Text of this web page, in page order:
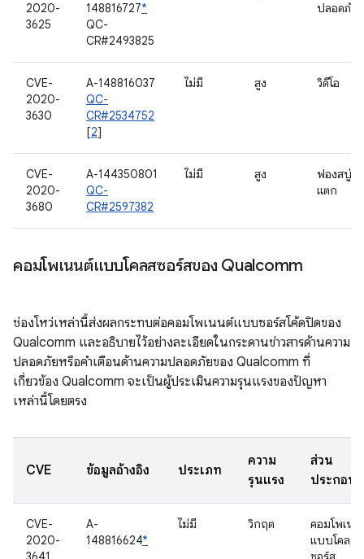
2020-
3625
148816727*
QC-
CR#2493825
ปลอดภัย
CVE-
2020-
3630
A-148816037
QC-
CR#2534752
[2]
ไม่มี สูง วิดีโอ
CVE-
2020-
3680
A-144350801
QC-
CR#2597382
ไม่มี สูง
ฟองสบู่
แตก
คอมโพเนนต์แบบโคลสซอร์สของ Qualcomm
ช่องโหว่เหล่านี้ส่งผลกระทบต่อคอมโพเนนต์แบบซอร์สโค้ดปิดของ
Qualcomm และอธิบายไว้อย่างละเอียดในกระดานข่าวสารด้านความ
ปลอดภัยหรือคำเตือนด้านความปลอดภัยของ Qualcomm ที่
เกี่ยวข้อง Qualcomm จะเป็นผู้ประเมินความรุนแรงของปัญหา
เหล่านี้โดยตรง
CVE ข้อมูลอ้างอิง ประเภท
ความ
รุนแรง
ส่วน
ประกอบ
CVE-
2020-
A-
148816624*
ไม่มี วิกฤต
คอมโพเนน
แบบโคลส